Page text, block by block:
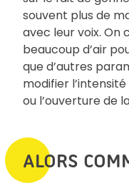
souvent plus de
avec leur voix. On
beaucoup d’air
que d’autres
modifier
ou l’ouverture de
ALORS